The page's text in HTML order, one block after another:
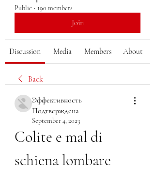
Public · 190 members
Join
Discussion Media Members About
Back
Эффективность
Подтверждена
September 4, 2023
Colite e mal di
schiena lombare